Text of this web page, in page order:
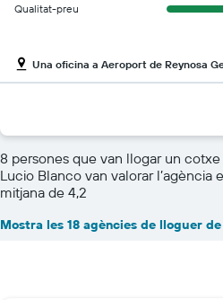
Qualitat-preu
8 persones que van llogar un
Lucio Blanco van valorar l’agència
mitjana de 4,2
Mostra les 18 agències de lloguer